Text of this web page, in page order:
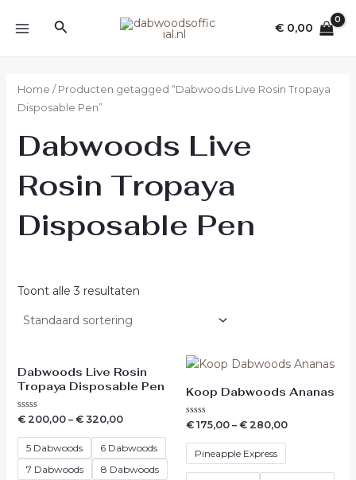
naar
Zoeken € 0,00
Home / Producten getagged “Dabwoods Live Rosin Tropaya
Disposable Pen”
Dabwoods Live
Rosin Tropaya
Disposable Pen
Toont alle 3 resultaten
Dabwoods Live Rosin
Tropaya Disposable Pen
Waardering
uit
€200,00– €320,00
5 Dabwoods
6 Dabwoods
7 Dabwoods
8 Dabwoods
Koop Dabwoods Ananas
Waardering
uit
€ 175,00 – € 280,00
Pineapple Express